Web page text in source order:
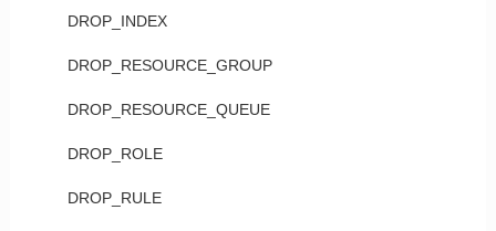
DROP_INDEX
DROP_RESOURCE_GROUP
DROP_RESOURCE_QUEUE
DROP_ROLE
DROP_RULE